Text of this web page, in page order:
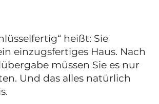
heißt: Sie
einzugsfertiges Haus. Nach
müssen Sie es nur
Und das alles natürlich